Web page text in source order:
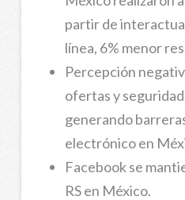
partir de
línea, 6% menor
Percepción
ofertas y
generando
electrónico en
Facebook se
RS en México.